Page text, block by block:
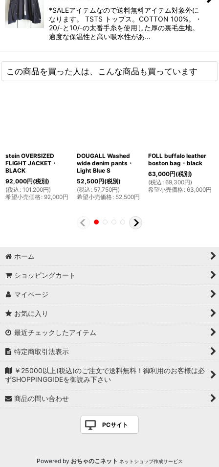
*SALEアイテムなので送料無料アイテム対象外に
なります。 TSTS トップス。COTTON 100%。・
20/-と10/-の太番手糸を使用した厚の裏毛生地。
適度な保温性と高い吸水性があ…
この商品を買った人は、こんな商品も買っています
stein OVERSIZED
FLIGHT JACKET・
BLACK
92,000円(税別)
(税込 : 101,200円)
希望小売価格: 92,000円
DOUGALL Washed
wide denim pants・
Light Blue S
52,500円(税別)
(税込 : 57,750円)
希望小売価格: 52,500円
FOLL buffalo leather
boston bag・black
63,000円(税別)
(税込 : 69,300円)
希望小売価格: 63,000円
ホーム
ショッピングカート
マイページ
お気に入り
最近チェックしたアイテム
特定商取引法表示
￥25000以上(税込)のご注文で送料無料！御利用のお客様は必
ずSHOPPINGGIDEを御読み下さい
商品の問い合わせ
PCサイト
Powered by おちゃのこネット ネットショップ作成サービス